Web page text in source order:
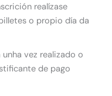
realízase
o propio día da
vez realizado o
de pago